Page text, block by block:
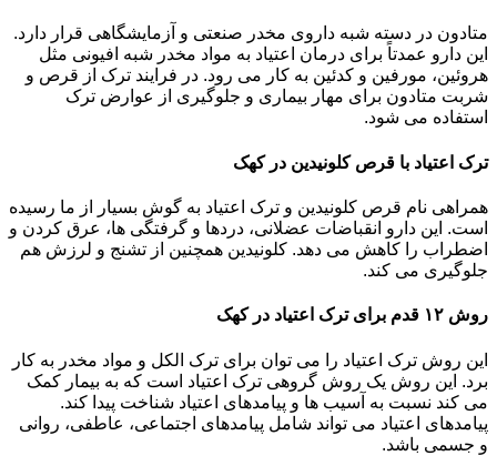
متادون در دسته شبه داروی مخدر صنعتی و آزمایشگاهی قرار دارد.
این دارو عمدتاً برای درمان اعتیاد به مواد مخدر شبه افیونی مثل
هروئین، مورفین و کدئین به کار می رود. در فرایند ترک از قرص و
شربت متادون برای مهار بیماری و جلوگیری از عوارض ترک
استفاده می شود.
ترک اعتیاد با قرص کلونیدین در کهک
همراهی نام قرص کلونیدین و ترک اعتیاد به گوش بسیار از ما رسیده
است. این دارو انقباضات عضلانی، دردها و گرفتگی ها، عرق کردن و
اضطراب را کاهش می دهد. کلونیدین همچنین از تشنج و لرزش هم
جلوگیری می کند.
روش ۱۲ قدم برای ترک اعتیاد در کهک
این روش ترک اعتیاد را می توان برای ترک الکل و مواد مخدر به کار
برد. این روش یک روش گروهی ترک اعتیاد است که به بیمار کمک
می کند نسبت به آسیب ها و پیامدهای اعتیاد شناخت پیدا کند.
پیامدهای اعتیاد می تواند شامل پیامدهای اجتماعی، عاطفی، روانی
و جسمی باشد.